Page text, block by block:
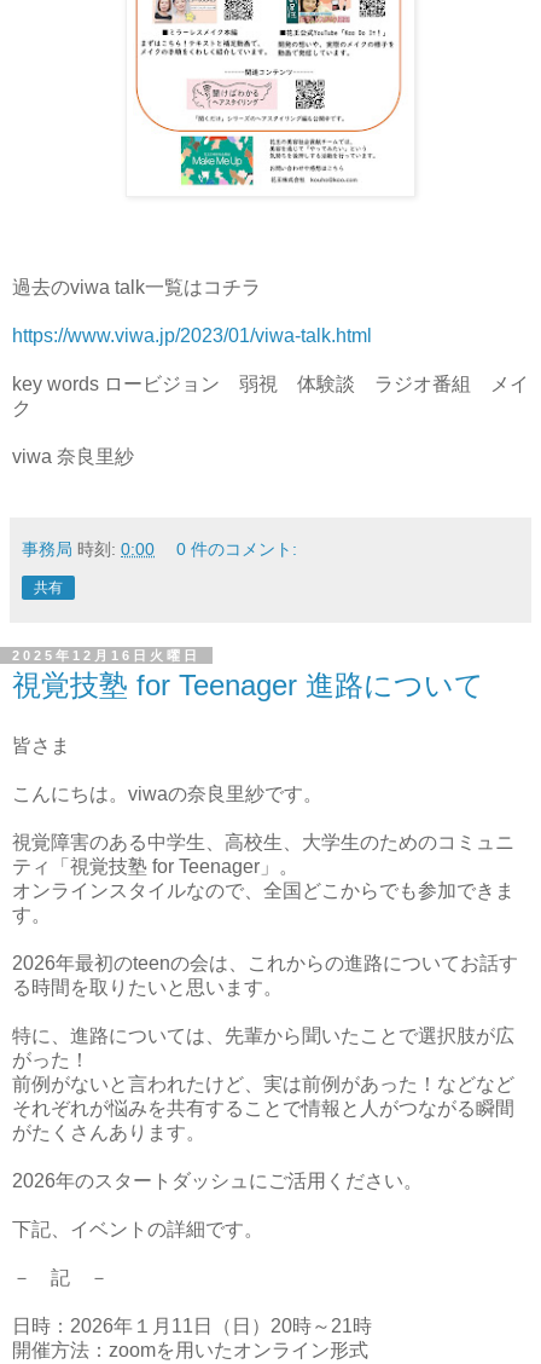
過去のviwa talk一覧はコチラ
https://www.viwa.jp/2023/01/viwa-talk.html
key words ロービジョン 弱視 体験談 ラジオ番組 メイ
ク
viwa 奈良里紗
事務局 時刻: 0:00 0 件のコメント:
共有
2025年12月16日火曜日
視覚技塾 for Teenager 進路について
皆さま
こんにちは。viwaの奈良里紗です。
視覚障害のある中学生、高校生、大学生のためのコミュニ
ティ「視覚技塾 for Teenager」。
オンラインスタイルなので、全国どこからでも参加できま
す。
2026年最初のteenの会は、これからの進路についてお話す
る時間を取りたいと思います。
特に、進路については、先輩から聞いたことで選択肢が広
がった！
前例がないと言われたけど、実は前例があった！などなど
それぞれが悩みを共有することで情報と人がつながる瞬間
がたくさんあります。
2026年のスタートダッシュにご活用ください。
下記、イベントの詳細です。
－ 記 －
日時：2026年１月11日（日）20時～21時
開催方法：zoomを用いたオンライン形式